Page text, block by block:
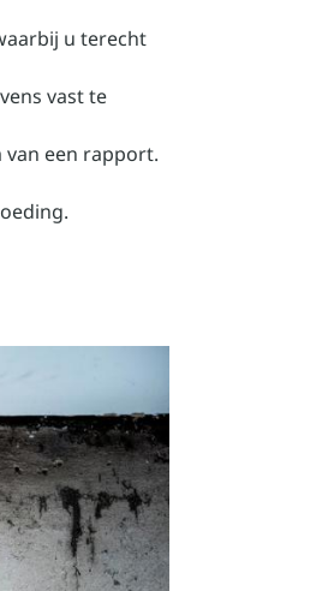
u terecht
vast te
van een rapport.